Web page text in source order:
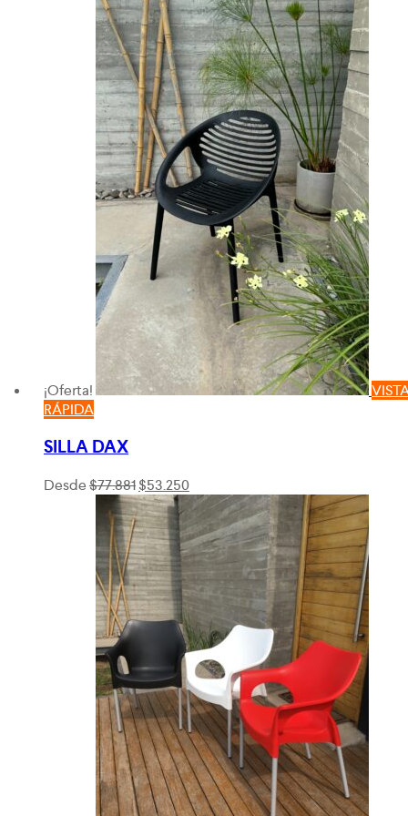
¡Oferta!
RÁPIDA
SILLA DAX
Desde$77.881El
precio
original
era:
$77.881.
$53.250El
precio
actual
es:
$53.250.